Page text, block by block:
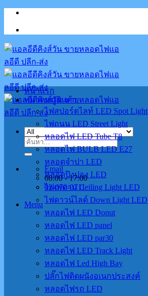
Skip
content
ค้นหา:
Email
08:00 - 17:00
02-070-0711
Menu
หน้าแรก
หมวดหมู่สินค้า
ไฟสปอร์ตไลท์ LED Spot Light
ไฟถนน LED Street Light
หลอดไฟ LED Tube T8
หลอดไฟ BULB LED E27
หลอดจำปา LED
หลอดปิงปอง LED
ไฟเพดาน Ceiling Light LED
ไฟดาวน์ไลต์ Down Light LED
หลอดไฟ LED Donut
หลอดไฟ LED panel
หลอดไฟ LED par30
หลอดไฟ LED Track Light
หลอดไฟ Led High Bay
ปลั๊กไฟติดผนังอเนกประสงค์
หลอดไฟรถ LED